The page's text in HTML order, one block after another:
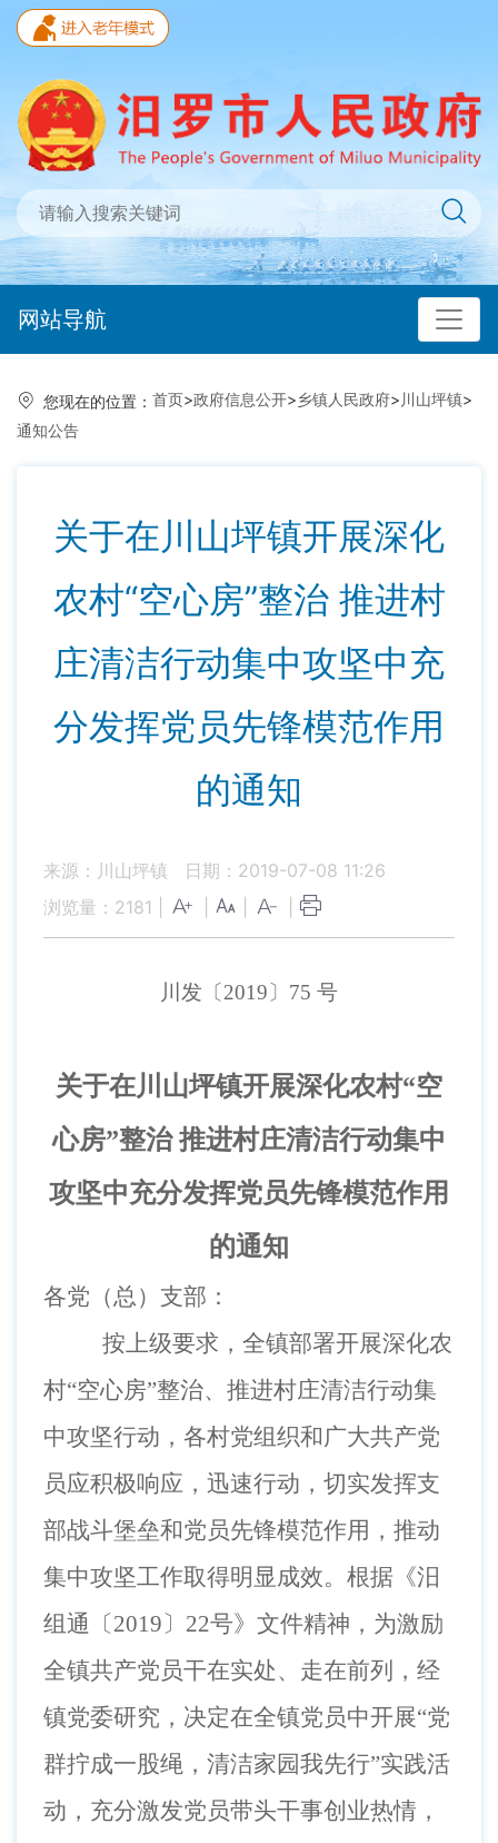
网站导航
您现在的位置： 首页>政府信息公开>乡镇人民政府> 川山坪镇>
通知公告
关于在川山坪镇开展深化
农村“空心房”整治 推进村
庄清洁行动集中攻坚中充
分发挥党员先锋模范作用
的通知
来源：川山坪镇
日期：2019-07-08 11:26
浏览量： 2181
川发 〔2019〕 75 号
关于在川山坪镇开展深化农村“空
心房”整治 推进村庄清洁行动集中
攻坚中充分发挥党员先锋模范作用
的通知
各党（总）支部 ：
按上级要求，全镇部署开展深化农
村“空心房”整治、推进村庄清洁行动集
中攻坚行动，各村党组织和广大共产党
员应积极响应，迅速行动，切实发挥支
部战斗堡垒和党员先锋模范作用，推动
集中攻坚工作取得明显成效。根据《汨
组通
〔2019〕 22号》文件精神，为激励
全镇共产党员干在实处、走在前列，经
镇党委研究，决定在全镇党员中开展“党
群拧成一股绳，清洁家园我先行”实践活
动，充分激发党员带头干事创业热情，